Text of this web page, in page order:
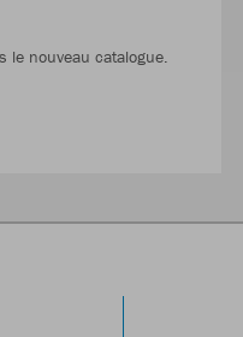
nouveau catalogue.